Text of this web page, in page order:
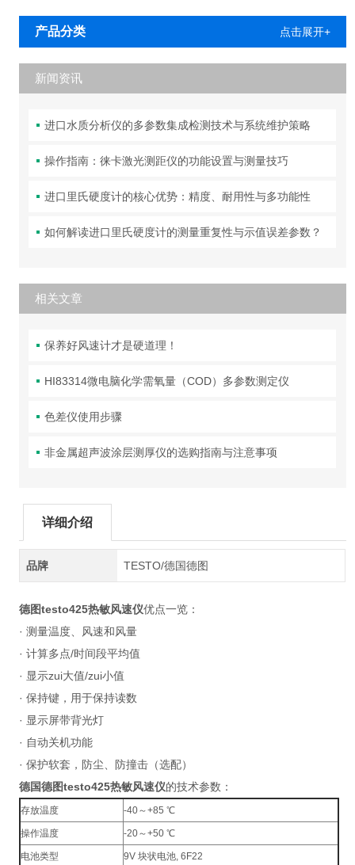
产品分类 点击展开+
新闻资讯
进口水质分析仪的多参数集成检测技术与系统维护策略
操作指南：徕卡激光测距仪的功能设置与测量技巧
进口里氏硬度计的核心优势：精度、耐用性与多功能性
如何解读进口里氏硬度计的测量重复性与示值误差参数？
相关文章
保养好风速计才是硬道理！
HI83314微电脑化学需氧量（COD）多参数测定仪
色差仪使用步骤
非金属超声波涂层测厚仪的选购指南与注意事项
详细介绍
品牌 TESTO/德国德图
德图testo425热敏风速仪优点一览：
· 测量温度、风速和风量
· 计算多点/时间段平均值
· 显示zui大值/zui小值
· 保持键，用于保持读数
· 显示屏带背光灯
· 自动关机功能
· 保护软套，防尘、防撞击（选配）
德国德图testo425热敏风速仪的技术参数：
存放温度 -40～+85 ℃
操作温度 -20～+50 ℃
电池类型 9V 块状电池, 6F22